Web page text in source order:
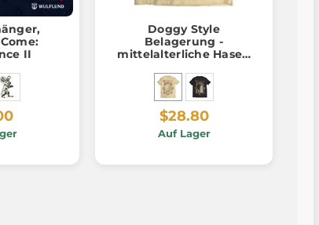
II
Doggy Style
Belagerung -
mittelalterliche Hasen
Shirt
$28.80
Auf Lager